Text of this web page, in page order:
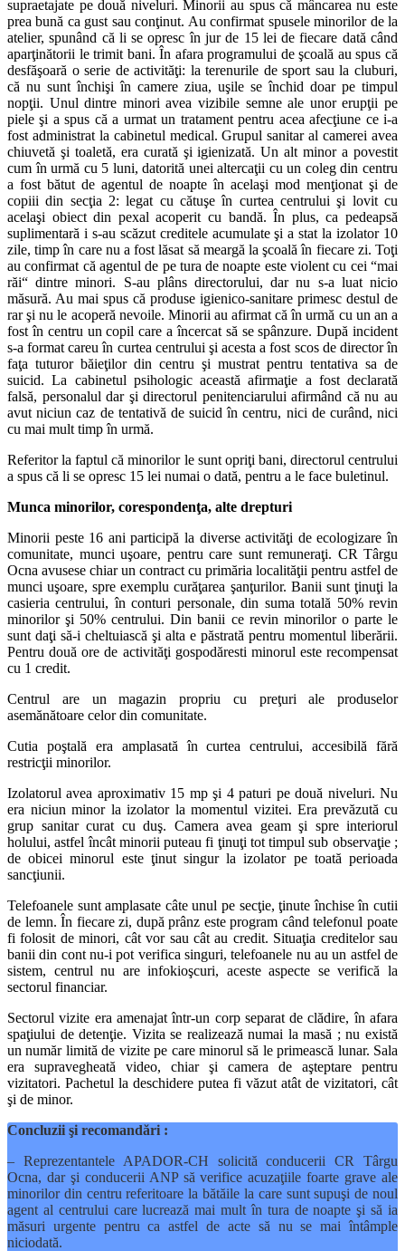
supraetajate pe două niveluri. Minorii au spus că mâncarea nu este
prea bună ca gust sau conţinut. Au confirmat spusele minorilor de la
atelier, spunând că li se opresc în jur de 15 lei de fiecare dată când
aparţinătorii le trimit bani. În afara programului de şcoală au spus că
desfăşoară o serie de activităţi: la terenurile de sport sau la cluburi,
că nu sunt închişi în camere ziua, uşile se închid doar pe timpul
nopţii. Unul dintre minori avea vizibile semne ale unor erupţii pe
piele şi a spus că a urmat un tratament pentru acea afecţiune ce i-a
fost administrat la cabinetul medical. Grupul sanitar al camerei avea
chiuvetă şi toaletă, era curată şi igienizată. Un alt minor a povestit
cum în urmă cu 5 luni, datorită unei altercaţii cu un coleg din centru
a fost bătut de agentul de noapte în acelaşi mod menţionat şi de
copiii din secţia 2: legat cu cătuşe în curtea centrului şi lovit cu
acelaşi obiect din pexal acoperit cu bandă. În plus, ca pedeapsă
suplimentară i s-au scăzut creditele acumulate şi a stat la izolator 10
zile, timp în care nu a fost lăsat să meargă la şcoală în fiecare zi. Toţi
au confirmat că agentul de pe tura de noapte este violent cu cei “mai
răi“ dintre minori. S-au plâns directorului, dar nu s-a luat nicio
măsură. Au mai spus că produse igienico-sanitare primesc destul de
rar şi nu le acoperă nevoile. Minorii au afirmat că în urmă cu un an a
fost în centru un copil care a încercat să se spânzure. După incident
s-a format careu în curtea centrului şi acesta a fost scos de director în
faţa tuturor băieţilor din centru şi mustrat pentru tentativa sa de
suicid. La cabinetul psihologic această afirmaţie a fost declarată
falsă, personalul dar şi directorul penitenciarului afirmând că nu au
avut niciun caz de tentativă de suicid în centru, nici de curând, nici
cu mai mult timp în urmă.
Referitor la faptul că minorilor le sunt opriţi bani, directorul centrului
a spus că li se opresc 15 lei numai o dată, pentru a le face buletinul.
Munca minorilor, corespondenţa, alte drepturi
Minorii peste 16 ani participă la diverse activităţi de ecologizare în
comunitate, munci uşoare, pentru care sunt remuneraţi. CR Târgu
Ocna avusese chiar un contract cu primăria localităţii pentru astfel de
munci uşoare, spre exemplu curăţarea şanţurilor. Banii sunt ţinuţi la
casieria centrului, în conturi personale, din suma totală 50% revin
minorilor şi 50% centrului. Din banii ce revin minorilor o parte le
sunt daţi să-i cheltuiască şi alta e păstrată pentru momentul liberării.
Pentru două ore de activităţi gospodăresti minorul este recompensat
cu 1 credit.
Centrul are un magazin propriu cu preţuri ale produselor
asemănătoare celor din comunitate.
Cutia poştală era amplasată în curtea centrului, accesibilă fără
restricţii minorilor.
Izolatorul avea aproximativ 15 mp şi 4 paturi pe două niveluri. Nu
era niciun minor la izolator la momentul vizitei. Era prevăzută cu
grup sanitar curat cu duş. Camera avea geam şi spre interiorul
holului, astfel încât minorii puteau fi ţinuţi tot timpul sub observaţie ;
de obicei minorul este ţinut singur la izolator pe toată perioada
sancţiunii.
Telefoanele sunt amplasate câte unul pe secţie, ţinute închise în cutii
de lemn. În fiecare zi, după prânz este program când telefonul poate
fi folosit de minori, cât vor sau cât au credit. Situaţia creditelor sau
banii din cont nu-i pot verifica singuri, telefoanele nu au un astfel de
sistem, centrul nu are infokioşcuri, aceste aspecte se verifică la
sectorul financiar.
Sectorul vizite era amenajat într-un corp separat de clădire, în afara
spaţiului de detenţie. Vizita se realizează numai la masă ; nu există
un număr limită de vizite pe care minorul să le primească lunar. Sala
era supravegheată video, chiar şi camera de aşteptare pentru
vizitatori. Pachetul la deschidere putea fi văzut atât de vizitatori, cât
şi de minor.
Concluzii şi recomandări :
– Reprezentantele APADOR-CH solicită conducerii CR Târgu
Ocna, dar şi conducerii ANP să verifice acuzaţiile foarte grave ale
minorilor din centru referitoare la bătăile la care sunt supuşi de noul
agent al centrului care lucrează mai mult în tura de noapte şi să ia
măsuri urgente pentru ca astfel de acte să nu se mai întâmple
niciodată.